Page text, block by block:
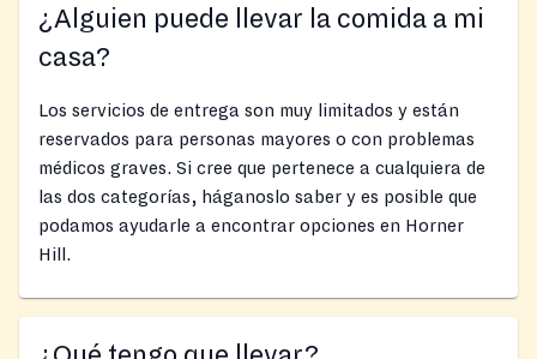
¿Alguien puede llevar la comida a mi
casa?
Los servicios de entrega son muy limitados y están
reservados para personas mayores o con problemas
médicos graves. Si cree que pertenece a cualquiera de
las dos categorías, háganoslo saber y es posible que
podamos ayudarle a encontrar opciones en Horner
Hill.